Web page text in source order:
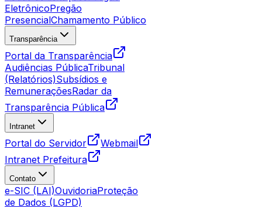
EletrônicoPregão
PresencialChamamento Público
Transparência
Portal da Transparência
Audiências PúblicaTribunal
(Relatórios)Subsídios e
RemuneraçõesRadar da
Transparência Pública
Intranet
Portal do Servidor
Webmail
Intranet Prefeitura
Contato
e-SIC (LAI)OuvidoriaProteção
de Dados (LGPD)